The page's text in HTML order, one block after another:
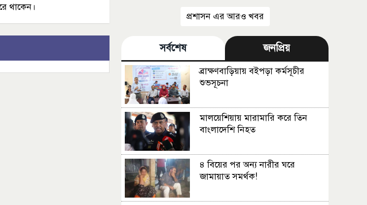
থাকেন।
প্রশাসন এর আরও খবর
সর্বশেষ জনপ্রিয়
ব্রাক্ষণবাড়িয়ায় বইপড়া কর্মসূচীর
শুভসূচনা
মালয়েশিয়ায় মারামারি করে তিন
বাংলাদেশি নিহত
৪ বিয়ের পর অন্য নারীর ঘরে
জামায়াত সমর্থক!